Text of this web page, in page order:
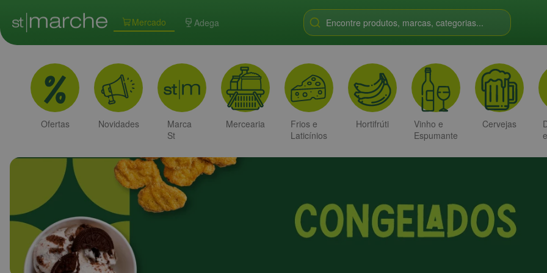
Mercado Adega Encontre produtos, marcas, categorias...
Ofertas Novidades
Marca
St
Mercearia
Frios e
Laticínios
Hortifrúti
Vinho e
Espumante
Cervejas